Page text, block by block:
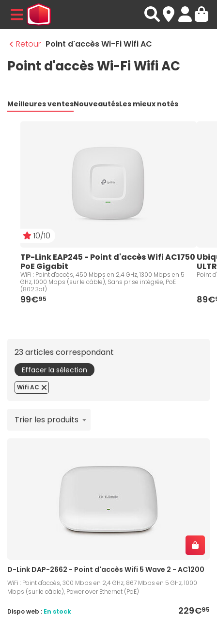
MENU
Retour Point d'accès Wi-Fi Wifi AC
Point d'accès Wi-Fi Wifi AC
Meilleures ventesNouveautésLes mieux notés
10/10
TP-Link EAP245 - Point d'accès Wifi AC1750
PoE Gigabit
WiFi : Point d'accès, 450 Mbps en 2,4 GHz, 1300 Mbps en 5
GHz, 1000 Mbps (sur le câble), Sans prise intégrée, PoE
(802.3af)
99€95
Point
89€
23 articles correspondant
Effacer la sélection
Wifi AC
Trier les produits
D-Link DAP-2662 - Point d'accès Wifi 5 Wave 2 - AC1200
WiFi : Point d'accès, 300 Mbps en 2,4 GHz, 867 Mbps en 5 GHz, 1000
Mbps (sur le câble), Power over Ethernet (PoE)
229€95
Dispo web : En stock